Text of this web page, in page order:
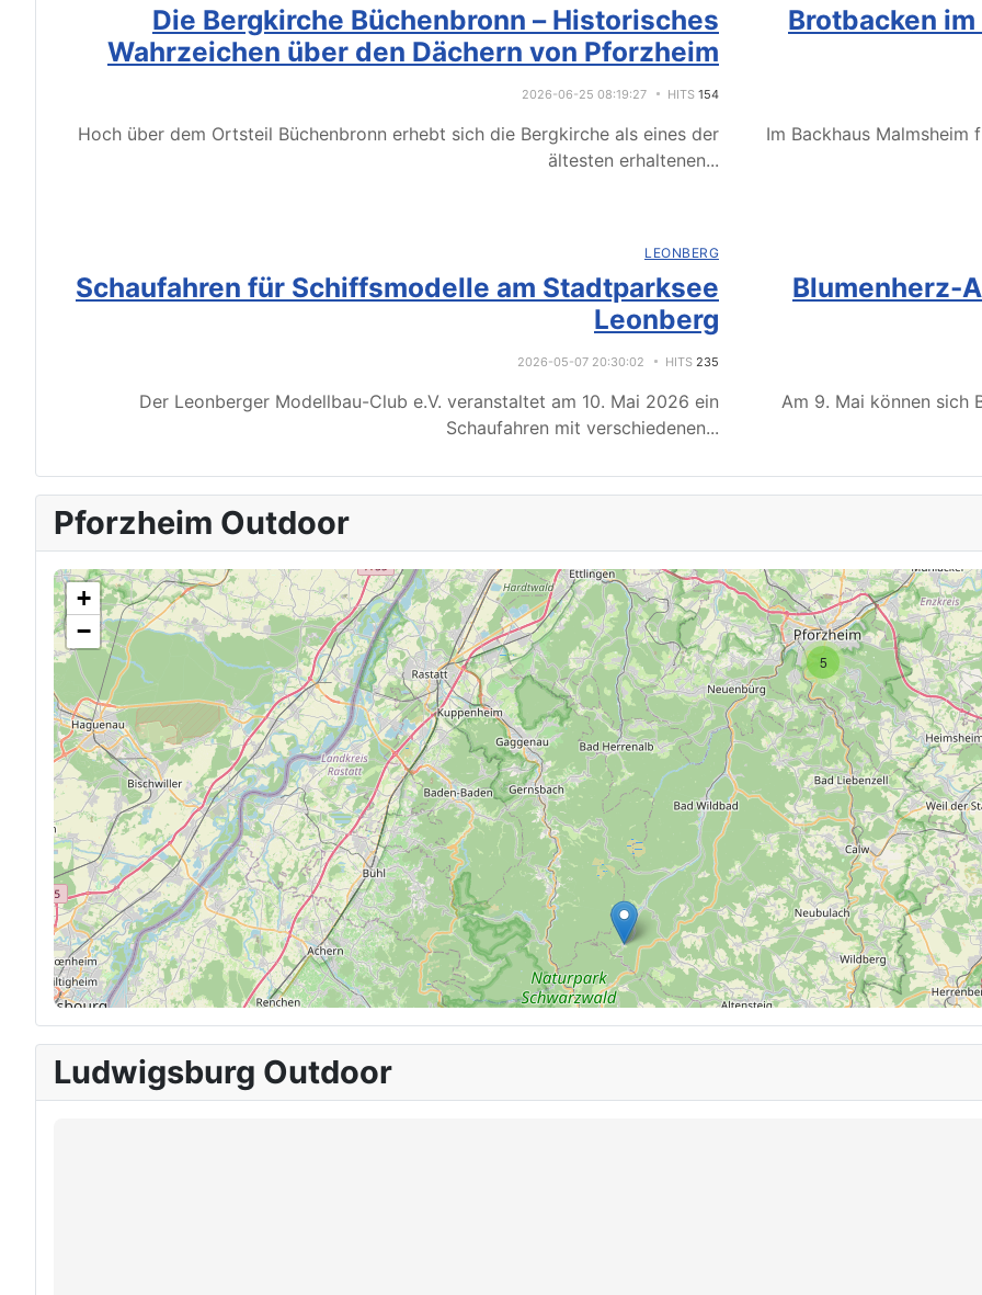
Die Bergkirche Büchenbronn – Historisches
Wahrzeichen über den Dächern von Pforzheim
2026-06-25 08:19:27 HITS 154
Hoch über dem Ortsteil Büchenbronn erhebt sich die Bergkirche als eines der
ältesten erhaltenen...
Brotbacken
Im Backhaus
LEONBERG
Schaufahren für Schiffsmodelle am Stadtparksee
Leonberg
2026-05-07 20:30:02 HITS 235
Der Leonberger Modellbau-Club e.V. veranstaltet am 10. Mai 2026 ein
Schaufahren mit verschiedenen...
Blumenherz-
Am 9. Mai können sich
Pforzheim Outdoor
5
+
−
Ludwigsburg Outdoor